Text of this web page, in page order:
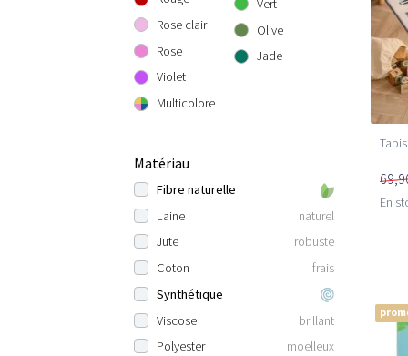
Rose clair
Rose
Violet
Multicolore
Vert
Olive
Jade
Matériau
Fibre naturelle
Laine
naturel
Jute
robuste
Coton
frais
Synthétique
Viscose
brillant
Polyester
moelleux
En